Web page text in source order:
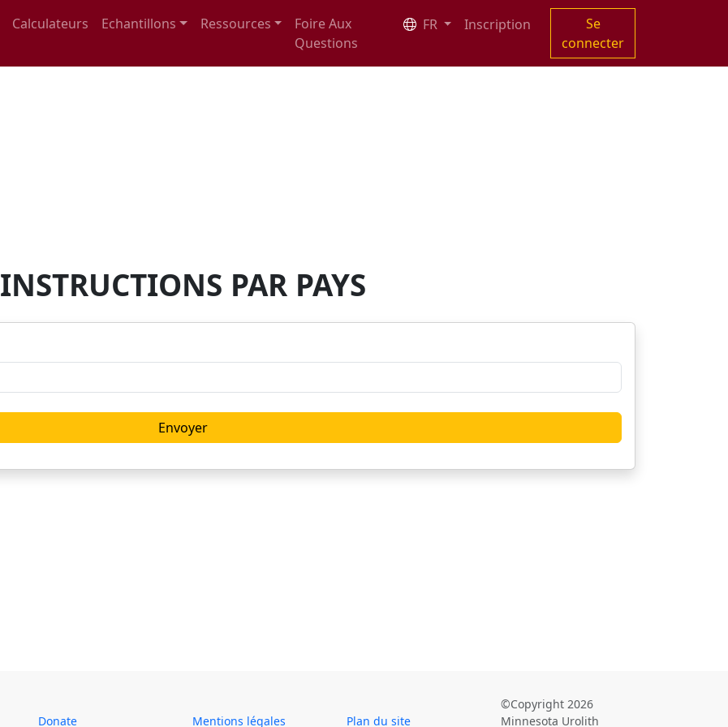
Calculateurs Echantillons Ressources
Foire Aux
Questions
FR Inscription
Se
connecter
INSTRUCTIONS PAR PAYS
Donate Mentions légales Plan du site
©Copyright 2026
Minnesota Urolith